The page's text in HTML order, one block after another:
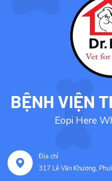
BỆNH VIỆN
Eopi Here
Địa chỉ
317 Lê Văn Khương,